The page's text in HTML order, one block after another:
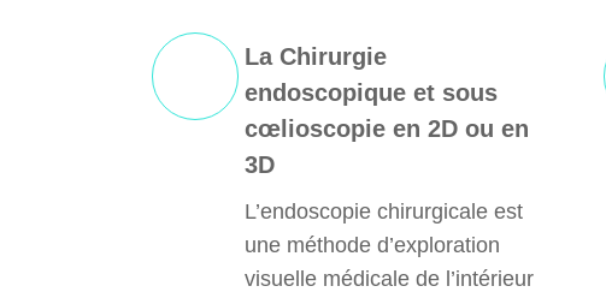
La Chirurgie
endoscopique et sous
cœlioscopie en 2D ou en
3D
L’endoscopie chirurgicale est
une méthode d’exploration
visuelle médicale de l’intérieur